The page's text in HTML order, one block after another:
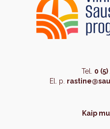
Tel. 0
El. p.
Kaip